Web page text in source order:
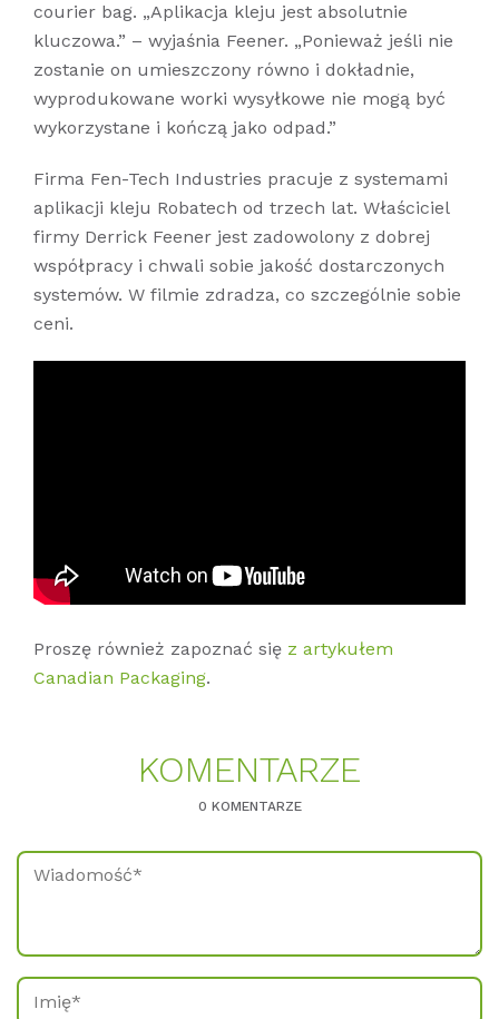
courier bag. „Aplikacja kleju jest absolutnie
kluczowa.” – wyjaśnia Feener. „Ponieważ jeśli nie
zostanie on umieszczony równo i dokładnie,
wyprodukowane worki wysyłkowe nie mogą być
wykorzystane i kończą jako odpad.”
Firma Fen-Tech Industries pracuje z systemami
aplikacji kleju Robatech od trzech lat. Właściciel
firmy Derrick Feener jest zadowolony z dobrej
współpracy i chwali sobie jakość dostarczonych
systemów. W filmie zdradza, co szczególnie sobie
ceni.
Proszę również zapoznać się z artykułem
Canadian Packaging.
KO­MEN­TAR­ZE
0 KOMENTARZE